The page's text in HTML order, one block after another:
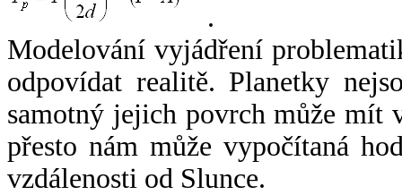
.
Modelování vyjádření
odpovídat realitě. Planetky
samotný jejich povrch může mít
přesto nám může vypočítaná
vzdálenosti od Slunce.